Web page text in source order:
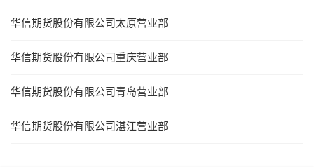
华信期货股份有限公司太原营业部
华信期货股份有限公司重庆营业部
华信期货股份有限公司青岛营业部
华信期货股份有限公司湛江营业部